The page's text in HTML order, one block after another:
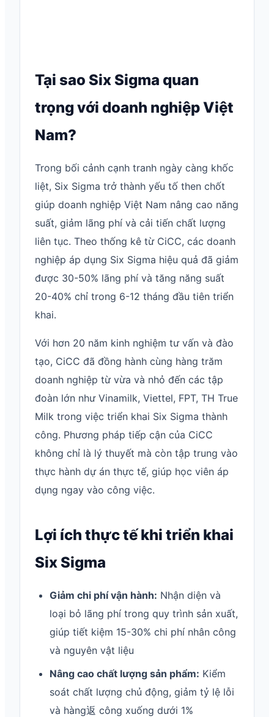
Tại sao Six Sigma quan
trọng với doanh nghiệp Việt
Nam?
Trong bối cảnh cạnh tranh ngày càng khốc
liệt, Six Sigma trở thành yếu tố then chốt
giúp doanh nghiệp Việt Nam nâng cao năng
suất, giảm lãng phí và cải tiến chất lượng
liên tục. Theo thống kê từ CiCC, các doanh
nghiệp áp dụng Six Sigma hiệu quả đã giảm
được 30-50% lãng phí và tăng năng suất
20-40% chỉ trong 6-12 tháng đầu tiên triển
khai.
Với hơn 20 năm kinh nghiệm tư vấn và đào
tạo, CiCC đã đồng hành cùng hàng trăm
doanh nghiệp từ vừa và nhỏ đến các tập
đoàn lớn như Vinamilk, Viettel, FPT, TH True
Milk trong việc triển khai Six Sigma thành
công. Phương pháp tiếp cận của CiCC
không chỉ là lý thuyết mà còn tập trung vào
thực hành dự án thực tế, giúp học viên áp
dụng ngay vào công việc.
Lợi ích thực tế khi triển khai
Six Sigma
Giảm chi phí vận hành: Nhận diện và
loại bỏ lãng phí trong quy trình sản xuất,
giúp tiết kiệm 15-30% chi phí nhân công
và nguyên vật liệu
Nâng cao chất lượng sản phẩm: Kiểm
soát chất lượng chủ động, giảm tỷ lệ lỗi
và hàng返 công xuống dưới 1%